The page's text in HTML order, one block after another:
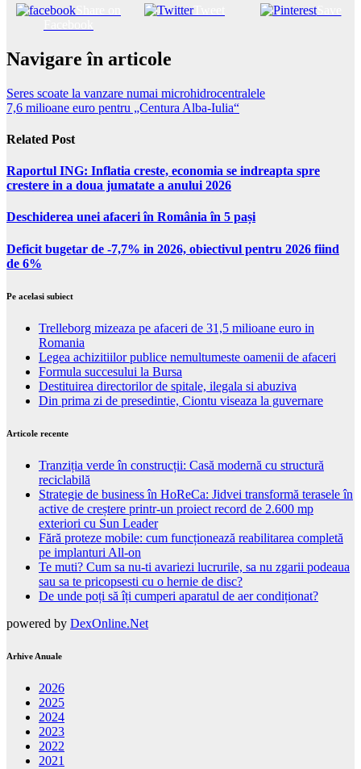
Tweet Save
Navigare în articole
Seres scoate la vanzare numai microhidrocentralele
7,6 milioane euro pentru „Centura Alba-Iulia“
Related Post
Raportul ING: Inflatia creste, economia se indreapta spre
crestere in a doua jumatate a anului 2026
Deschiderea unei afaceri în România în 5 pași
Deficit bugetar de -7,7% in 2026, obiectivul pentru 2026 fiind
de 6%
Pe acelasi subiect
Trelleborg mizeaza pe afaceri de 31,5 milioane euro in
Romania
Legea achizitiilor publice nemultumeste oamenii de afaceri
Formula succesului la Bursa
Destituirea directorilor de spitale, ilegala si abuziva
Din prima zi de presedintie, Ciontu viseaza la guvernare
Articole recente
Tranziția verde în construcții: Casă modernă cu structură
reciclabilă
Strategie de business în HoReCa: Jidvei transformă terasele în
active de creștere printr-un proiect record de 2.600 mp
exteriori cu Sun Leader
Fără proteze mobile: cum funcționează reabilitarea completă
pe implanturi All-on
Te muti? Cum sa nu-ti avariezi lucrurile, sa nu zgarii podeaua
sau sa te pricopsesti cu o hernie de disc?
De unde poți să îți cumperi aparatul de aer condiționat?
powered by DexOnline.Net
Arhive Anuale
2026
2025
2024
2023
2022
2021